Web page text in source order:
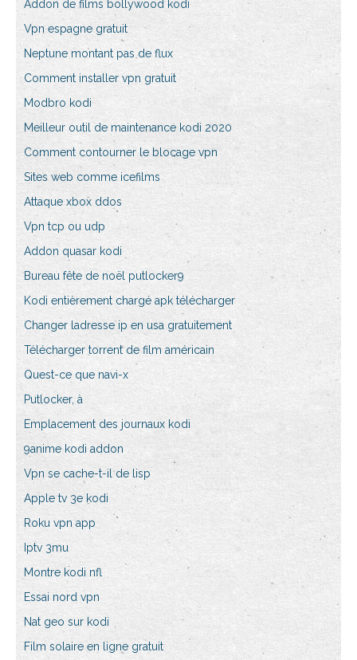
Addon de films bollywood kodi
Vpn espagne gratuit
Neptune montant pas de flux
Comment installer vpn gratuit
Modbro kodi
Meilleur outil de maintenance kodi 2020
Comment contourner le blocage vpn
Sites web comme icefilms
Attaque xbox ddos
Vpn tcp ou udp
Addon quasar kodi
Bureau fête de noël putlocker9
Kodi entièrement chargé apk télécharger
Changer ladresse ip en usa gratuitement
Télécharger torrent de film américain
Quest-ce que navi-x
Putlocker, à
Emplacement des journaux kodi
9anime kodi addon
Vpn se cache-t-il de lisp
Apple tv 3e kodi
Roku vpn app
Iptv 3mu
Montre kodi nfl
Essai nord vpn
Nat geo sur kodi
Film solaire en ligne gratuit